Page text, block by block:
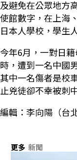
及避免在公眾地方
使館數字，在上海
日本人學校，學生
今年6月，一對日
時，遭到一名中國
其中一名傷者是校
止兇徒卻不幸被刺
編輯：李向陽（台
更多 新聞